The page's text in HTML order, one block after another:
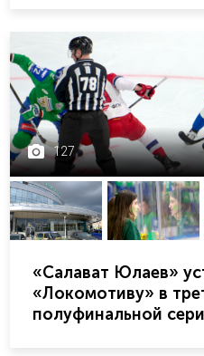
127
«Салават Юлаев»
«Локомотиву» в
полуфинальной